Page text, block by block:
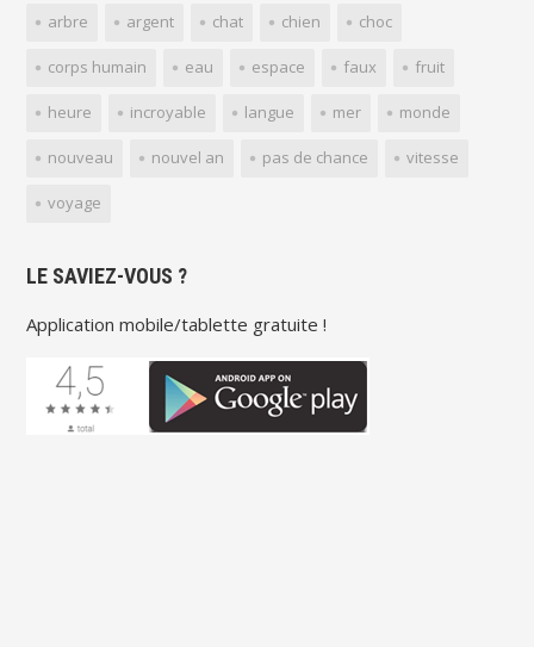
arbre argent chat chien choc
corps humain eau espace faux fruit
heure incroyable langue mer monde
nouveau nouvel an pas de chance vitesse
voyage
LE SAVIEZ-VOUS ?
Application mobile/tablette gratuite !